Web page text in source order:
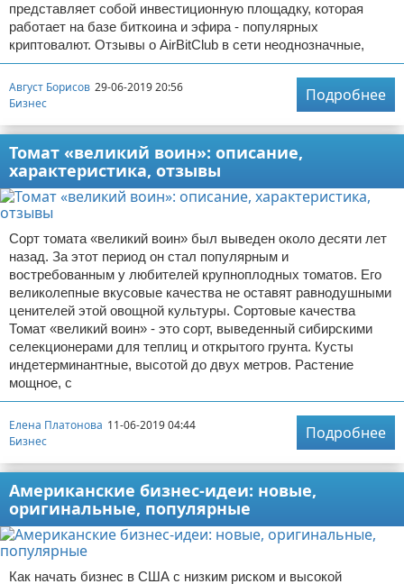
представляет собой инвестиционную площадку, которая
работает на базе биткоина и эфира - популярных
криптовалют. Отзывы о AirBitClub в сети неоднозначные,
Август Борисов 29-06-2019 20:56
Бизнес
Подробнее
Томат «великий воин»: описание,
характеристика, отзывы
Сорт томата «великий воин» был выведен около десяти лет
назад. За этот период он стал популярным и
востребованным у любителей крупноплодных томатов. Его
великолепные вкусовые качества не оставят равнодушными
ценителей этой овощной культуры. Сортовые качества
Томат «великий воин» - это сорт, выведенный сибирскими
селекционерами для теплиц и открытого грунта. Кусты
индетерминантные, высотой до двух метров. Растение
мощное, с
Елена Платонова 11-06-2019 04:44
Бизнес
Подробнее
Американские бизнес-идеи: новые,
оригинальные, популярные
Как начать бизнес в США с низким риском и высокой